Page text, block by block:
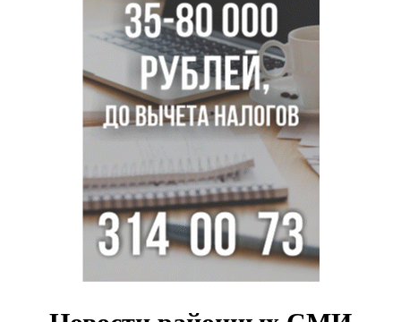
Под Новосибирском двое пострадали в ДТП с
перевернувшейся «ГАЗелью»